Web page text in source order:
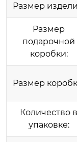
Размер
Размер
подарочной
коробки:
Размер
Количество в
упаковке: